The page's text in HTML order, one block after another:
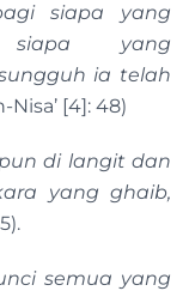
siapa yang
siapa yang
ia telah
Nisa’ [4]: 48)
di langit dan
yang ghaib,
semua yang